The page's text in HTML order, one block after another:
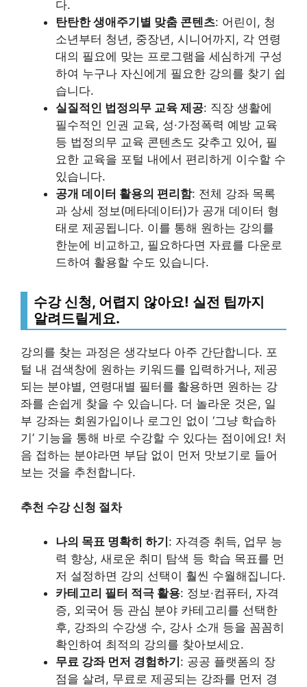
다.
탄탄한 생애주기별 맞춤 콘텐츠: 어린이, 청
소년부터 청년, 중장년, 시니어까지, 각 연령
대의 필요에 맞는 프로그램을 세심하게 구성
하여 누구나 자신에게 필요한 강의를 찾기 쉽
습니다.
실질적인 법정의무 교육 제공: 직장 생활에
필수적인 인권 교육, 성·가정폭력 예방 교육
등 법정의무 교육 콘텐츠도 갖추고 있어, 필
요한 교육을 포털 내에서 편리하게 이수할 수
있습니다.
공개 데이터 활용의 편리함: 전체 강좌 목록
과 상세 정보(메타데이터)가 공개 데이터 형
태로 제공됩니다. 이를 통해 원하는 강의를
한눈에 비교하고, 필요하다면 자료를 다운로
드하여 활용할 수도 있습니다.
수강 신청, 어렵지 않아요! 실전 팁까지
알려드릴게요.
강의를 찾는 과정은 생각보다 아주 간단합니다. 포
털 내 검색창에 원하는 키워드를 입력하거나, 제공
되는 분야별, 연령대별 필터를 활용하면 원하는 강
좌를 손쉽게 찾을 수 있습니다. 더 놀라운 것은, 일
부 강좌는 회원가입이나 로그인 없이 ‘그냥 학습하
기’ 기능을 통해 바로 수강할 수 있다는 점이에요! 처
음 접하는 분야라면 부담 없이 먼저 맛보기로 들어
보는 것을 추천합니다.
추천 수강 신청 절차
나의 목표 명확히 하기 : 자격증 취득, 업무 능
력 향상, 새로운 취미 탐색 등 학습 목표를 먼
저 설정하면 강의 선택이 훨씬 수월해집니다.
카테고리 필터 적극 활용: 정보·컴퓨터, 자격
증, 외국어 등 관심 분야 카테고리를 선택한
후, 강좌의 수강생 수, 강사 소개 등을 꼼꼼히
확인하여 최적의 강의를 찾아보세요.
무료 강좌 먼저 경험하기 : 공공 플랫폼의 장
점을 살려, 무료로 제공되는 강좌를 먼저 경